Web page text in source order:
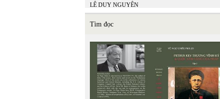
LÊ DUY NGUYÊN
LÊ GIANG TRẦN
lê hữu
Lê Minh Hiền
LÊ MINH HIỂN
LÊ MINH NHỰT
LÊ MINH PHONG
Lê Ngân Hằng
Lê Nguyệt Minh
Lê Nho Quế Sơn
Tìm đọc